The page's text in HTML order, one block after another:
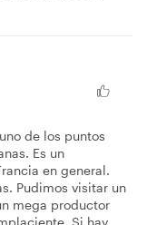
de los puntos
Es un
en general.
Pudimos visitar un
mega productor